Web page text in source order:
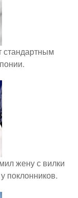
стандартным
жену с вилки
поклонников.